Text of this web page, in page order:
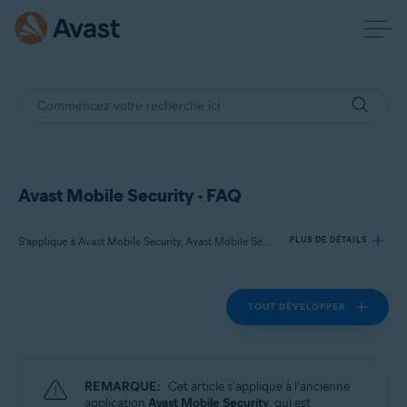
Avast Mobile Security - FAQ
S’applique à Avast Mobile Security, Avast Mobile Security Premium PLUS DE DÉTAILS
Systèmes d'exploitation:
TOUT DÉVELOPPER
REMARQUE: Cet article s'applique à l'ancienne
application Avast Mobile Security, qui est